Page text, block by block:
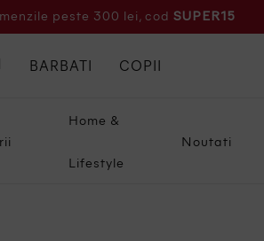
peste 300 lei, cod SUPER15
Home &
Lifestyle
Noutati
BARBATI COPII